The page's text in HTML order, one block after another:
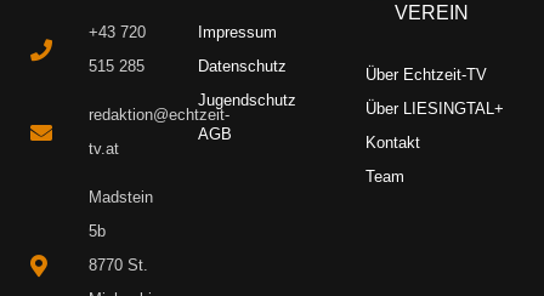
+43 720
515 285
redaktion@echtzeit-
tv.at
Madstein
5b
8770 St.
Impressum
Datenschutz
Jugendschutz
AGB
VEREIN
Über Echtzeit-TV
Über LIESINGTAL+
Kontakt
Team